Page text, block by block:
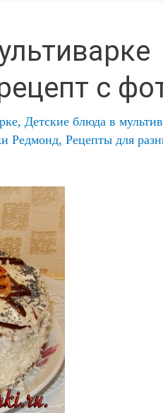
с
, Детские блюда в
Редмонд, Рецепты для